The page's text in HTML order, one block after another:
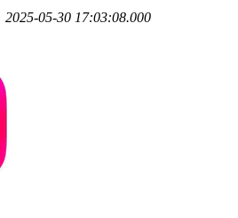
2025-05-30 17:03:08.000